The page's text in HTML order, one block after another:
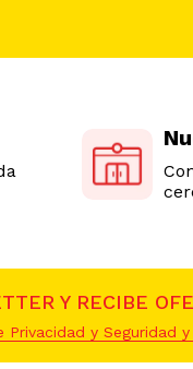
Y RECIBE
Privacidad y Seguridad